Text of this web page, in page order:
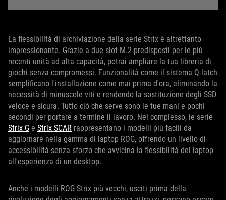
La flessibilità di archiviazione della serie Strix è altrettanto
impressionante. Grazie a due slot M.2 predisposti per le più
recenti unità ad alta capacità, potrai ampliare la tua libreria di
giochi senza compromessi. Funzionalità come il sistema Q-latch
semplificano l'installazione come mai prima d'ora, eliminando la
necessità di minuscole viti e rendendo la sostituzione degli SSD
veloce e sicura. Tutto ciò che serve sono le tue mani e pochi
secondi per portare a termine il lavoro. Nel complesso, le serie
Strix G e Strix SCAR rappresentano i modelli più facili da
aggiornare nella gamma di laptop ROG, offrendo un livello di
accessibilità senza sforzo che avvicina la flessibilità del laptop
all'esperienza di un desktop.
Anche i modelli ROG Strix più vecchi, usciti prima della